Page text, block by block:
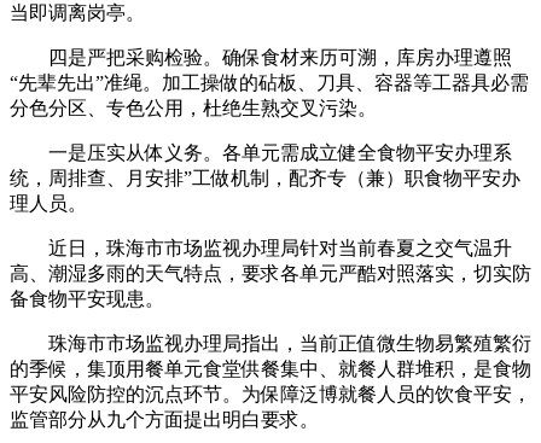
当即调离岗亭。
四是严把采购检验。确保食材来历可溯，库房办理遵照
“先辈先出”准绳。加工操做的砧板、刀具、容器等工器具必需
分色分区、专色公用，杜绝生熟交叉污染。
一是压实从体义务。各单元需成立健全食物平安办理系
统，周排查、月安排”工做机制，配齐专（兼）职食物平安办
理人员。
近日，珠海市市场监视办理局针对当前春夏之交气温升
高、潮湿多雨的天气特点，要求各单元严酷对照落实，切实防
备食物平安现患。
珠海市市场监视办理局指出，当前正值微生物易繁殖繁衍
的季候，集顶用餐单元食堂供餐集中、就餐人群堆积，是食物
平安风险防控的沉点环节。为保障泛博就餐人员的饮食平安，
监管部分从九个方面提出明白要求。